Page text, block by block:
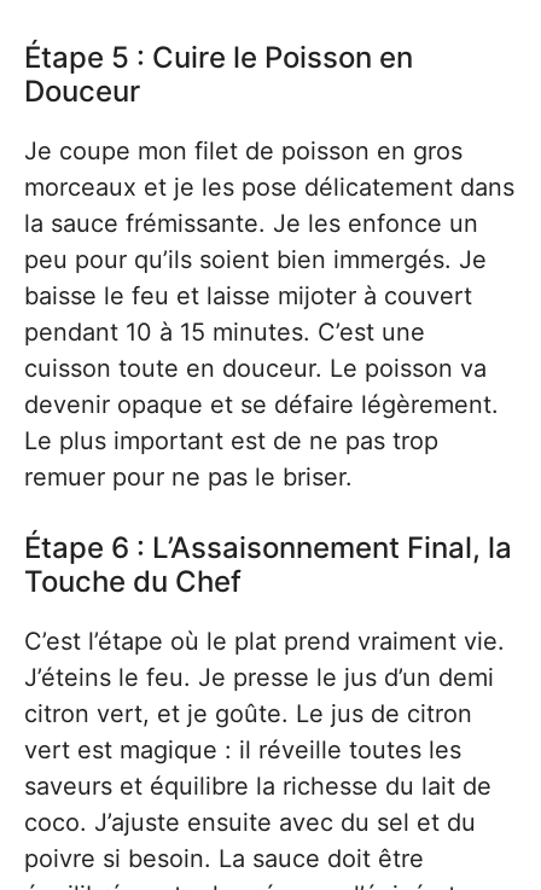
Étape 5 : Cuire le Poisson en
Douceur
Je coupe mon filet de poisson en gros
morceaux et je les pose délicatement dans
la sauce frémissante. Je les enfonce un
peu pour qu’ils soient bien immergés. Je
baisse le feu et laisse mijoter à couvert
pendant 10 à 15 minutes. C’est une
cuisson toute en douceur. Le poisson va
devenir opaque et se défaire légèrement.
Le plus important est de ne pas trop
remuer pour ne pas le briser.
Étape 6 : L’Assaisonnement Final, la
Touche du Chef
C’est l’étape où le plat prend vraiment vie.
J’éteins le feu. Je presse le jus d’un demi
citron vert, et je goûte. Le jus de citron
vert est magique : il réveille toutes les
saveurs et équilibre la richesse du lait de
coco. J’ajuste ensuite avec du sel et du
poivre si besoin. La sauce doit être